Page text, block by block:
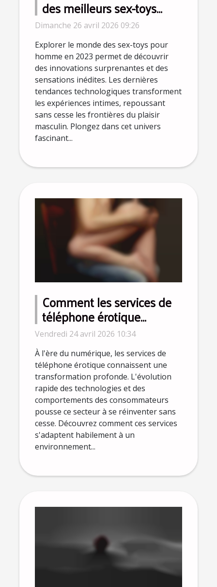
des meilleurs sex-toys
pour homme en 2023
Dimanche 26 avril 2026 09:26
Explorer le monde des sex-toys pour
homme en 2023 permet de découvrir
des innovations surprenantes et des
sensations inédites. Les dernières
tendances technologiques transforment
les expériences intimes, repoussant
sans cesse les frontières du plaisir
masculin. Plongez dans cet univers
fascinant...
Comment les services de
téléphone érotique
s'adaptent à l'ère
numérique ?
Vendredi 24 avril 2026 10:34
À l'ère du numérique, les services de
téléphone érotique connaissent une
transformation profonde. L'évolution
rapide des technologies et des
comportements des consommateurs
pousse ce secteur à se réinventer sans
cesse. Découvrez comment ces services
s'adaptent habilement à un
environnement...